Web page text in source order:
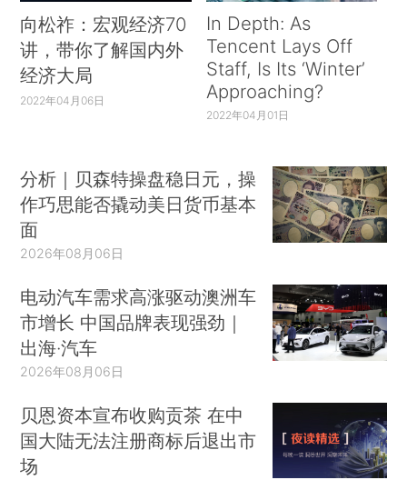
向松祚：宏观经济70
讲，带你了解国内外
经济大局
2022年04月06日
In Depth: As
Tencent Lays Off
Staff, Is Its ‘Winter’
Approaching?
2022年04月01日
分析｜贝森特操盘稳日元，操
作巧思能否撬动美日货币基本
面
2026年08月06日
电动汽车需求高涨驱动澳洲车
市增长 中国品牌表现强劲｜
出海·汽车
2026年08月06日
贝恩资本宣布收购贡茶 在中
国大陆无法注册商标后退出市
场